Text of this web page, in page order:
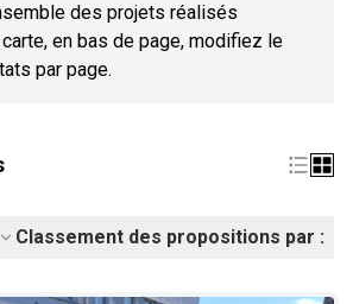
des projets réalisés
en bas de page, modifiez le
par page.
Classement des propositions par :